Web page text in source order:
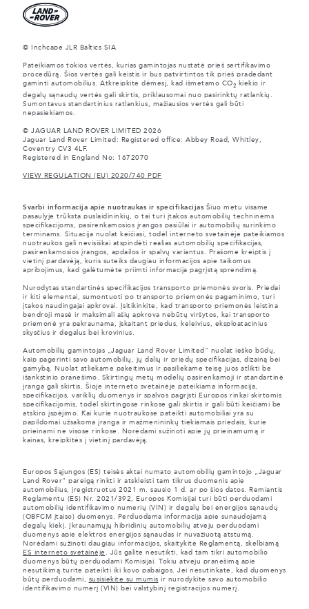
© Inchcape JLR Baltics SIA
Pateikiamos tokios vertės, kurias gamintojas nustatė prieš sertifikavimo
procedūrą. Šios vertės gali keistis ir bus patvirtintos tik prieš pradedant
gaminti automobilius. Atkreipkite dėmesį, kad išmetamo CO2
kiekio ir
degalų sąnaudų vertės gali skirtis, priklausomai nuo pasirinktų ratlankių.
Sumontavus standartinius ratlankius, mažiausios vertės gali būti
nepasiekiamos.
© JAGUAR LAND ROVER LIMITED 2026
Jaguar Land Rover Limited: Registered office: Abbey Road, Whitley,
Coventry CV3 4LF.
Registered in England No: 1672070
VIEW REGULATION (EU) 2020/740 PDF
Svarbi informacija apie nuotraukas ir specifikacijasŠiuo metu visame
pasaulyje trūksta puslaidininkių, o tai turi įtakos automobilių techninėms
specifikacijoms, pasirenkamosios įrangos pasiūlai ir automobilių surinkimo
terminams. Situacija nuolat keičiasi, todėl interneto svetainėje pateikiamos
nuotraukos gali nevisiškai atspindėti realias automobilių specifikacijas,
pasirenkamosios įrangos, apdailos ir spalvų variantus. Prašome kreiptis į
vietinį pardavėją, kuris suteiks daugiau informacijos apie taikomus
apribojimus, kad galėtumėte priimti informacija pagrįstą sprendimą.
Nurodytas standartinės specifikacijos transporto priemonės svoris. Priedai
ir kiti elementai, sumontuoti po transporto priemonės pagaminimo, turi
įtakos naudingajai apkrovai. Įsitikinkite, kad transporto priemonės leistina
bendroji masė ir maksimali ašių apkrova nebūtų viršytos, kai transporto
priemonė yra pakraunama, įskaitant priedus, keleivius, eksploatacinius
skysčius ir degalus bei krovinius.
Automobilių gamintojas „Jaguar Land Rover Limited“ nuolat ieško būdų,
kaip pagerinti savo automobilių, jų dalių ir priedų specifikacijas, dizainą bei
gamybą. Nuolat atliekame pakeitimus ir pasiliekame teisę juos atlikti be
išankstinio pranešimo. Skirtingų metų modelių pasirenkamoji ir standartinė
įranga gali skirtis. Šioje interneto svetainėje pateikiama informacija,
specifikacijos, variklių duomenys ir spalvos pagrįsti Europos rinkai skirtomis
specifikacijomis, todėl skirtingose rinkose gali skirtis ir gali būti keičiami be
atskiro įspėjimo. Kai kurie nuotraukose pateikti automobiliai yra su
papildomai užsakoma įranga ir mažmenininkų tiekiamais priedais, kurie
prieinami ne visose rinkose. Norėdami sužinoti apie jų prieinamumą ir
kainas, kreipkitės į vietinį pardavėją.
Europos Sąjungos (ES) teisės aktai numato automobilių gamintojo „Jaguar
Land Rover“ pareigą rinkti ir atskleisti tam tikrus duomenis apie
automobilius, įregistruotus 2021 m. sausio 1 d. ar po šios datos. Remiantis
Reglamentu (ES) Nr. 2021/392, Europos Komisijai turi būti perduodami
automobilių identifikavimo numerių (VIN) ir degalų bei energijos sąnaudų
(OBFCM įtaiso) duomenys. Perduodama informacija apie sunaudojamą
degalų kiekį. Įkraunamųjų hibridinių automobilių atveju perduodami
duomenys apie elektros energijos sąnaudas ir nuvažiuotą atstumą.
Norėdami sužinoti daugiau informacijos, skaitykite Reglamentą, skelbiamą
ES interneto svetainėje . Jūs galite nesutikti, kad tam tikri automobilio
duomenys būtų perduodami Komisijai. Tokiu atveju pranešimą apie
nesutikimą turite pateikti iki kovo pabaigos. Jei nesutinkate, kad duomenys
būtų perduodami, susisiekite su mumis ir nurodykite savo automobilio
identifikavimo numerį (VIN) bei valstybinį registracijos numerį.